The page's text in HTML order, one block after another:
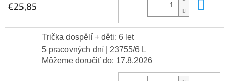
€25,85
Trička dospělí + děti: 6 let
5 pracovných dní
| 23755/6 L
Môžeme doručiť do: 17.8.2026